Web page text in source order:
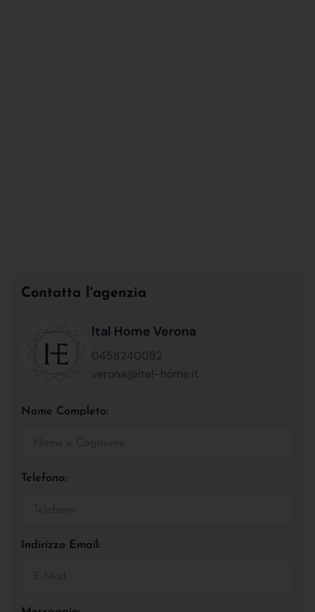
Contatta l'agenzia
Ital Home Verona
0458240082
verona@ital-home.it
Nome Completo:
Telefono:
Indirizzo Email: